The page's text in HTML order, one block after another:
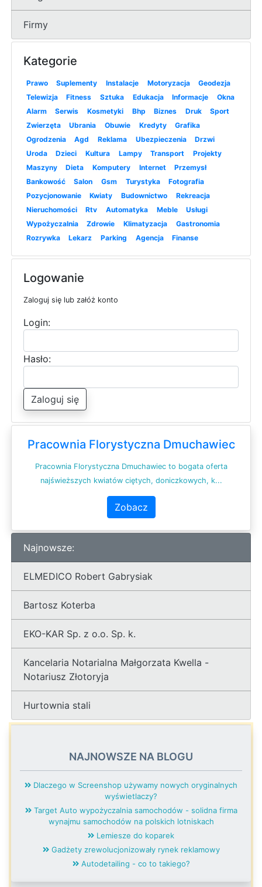
Firmy
Kategorie
Prawo Suplementy Instalacje Motoryzacja
Geodezja
Telewizja
Fitness Sztuka Edukacja Informacje
Okna
Alarm
Serwis Kosmetyki Bhp Biznes Druk
Sport
Zwierzęta
Ubrania Obuwie Kredyty
Grafika
Ogrodzenia
Agd Reklama Ubezpieczenia
Drzwi
Uroda
Dzieci Kultura Lampy Transport
Projekty
Maszyny
Dieta Komputery Internet
Przemysł
Bankowość
Salon Gsm Turystyka
Fotografia
Pozycjonowanie
Kwiaty Budownictwo
Rekreacja
Nieruchomości
Rtv Automatyka Meble
Usługi
Wypożyczalnia
Zdrowie Klimatyzacja
Gastronomia
Rozrywka
Lekarz Parking Agencja Finanse
Logowanie
Zaloguj się lub załóż konto
Login:
Hasło:
Zaloguj się
Pracownia Florystyczna Dmuchawiec
Pracownia Florystyczna Dmuchawiec to bogata oferta
najświeższych kwiatów ciętych, doniczkowych, k...
Zobacz
Najnowsze:
ELMEDICO Robert Gabrysiak
Bartosz Koterba
EKO-KAR Sp. z o.o. Sp. k.
Kancelaria Notarialna Małgorzata Kwella -
Notariusz Złotoryja
Hurtownia stali
NAJNOWSZE NA BLOGU
Dlaczego w Screenshop używamy nowych oryginalnych
wyświetlaczy?
Target Auto wypożyczalnia samochodów - solidna firma
wynajmu samochodów na polskich lotniskach
Lemiesze do koparek
Gadżety zrewolucjonizowały rynek reklamowy
Autodetailing - co to takiego?